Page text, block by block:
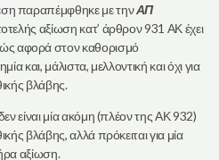
παραπέμφθηκε με τηνΑΠ
αξίωση κατ’ άρθρον 931 ΑΚ έχει
αφορά στον καθορισμό
και, μάλιστα, μελλοντική και όχι για
βλάβης.
είναι μία ακόμη (πλέον της ΑΚ 932)
βλάβης, αλλά πρόκειται για μία
αξίωση.